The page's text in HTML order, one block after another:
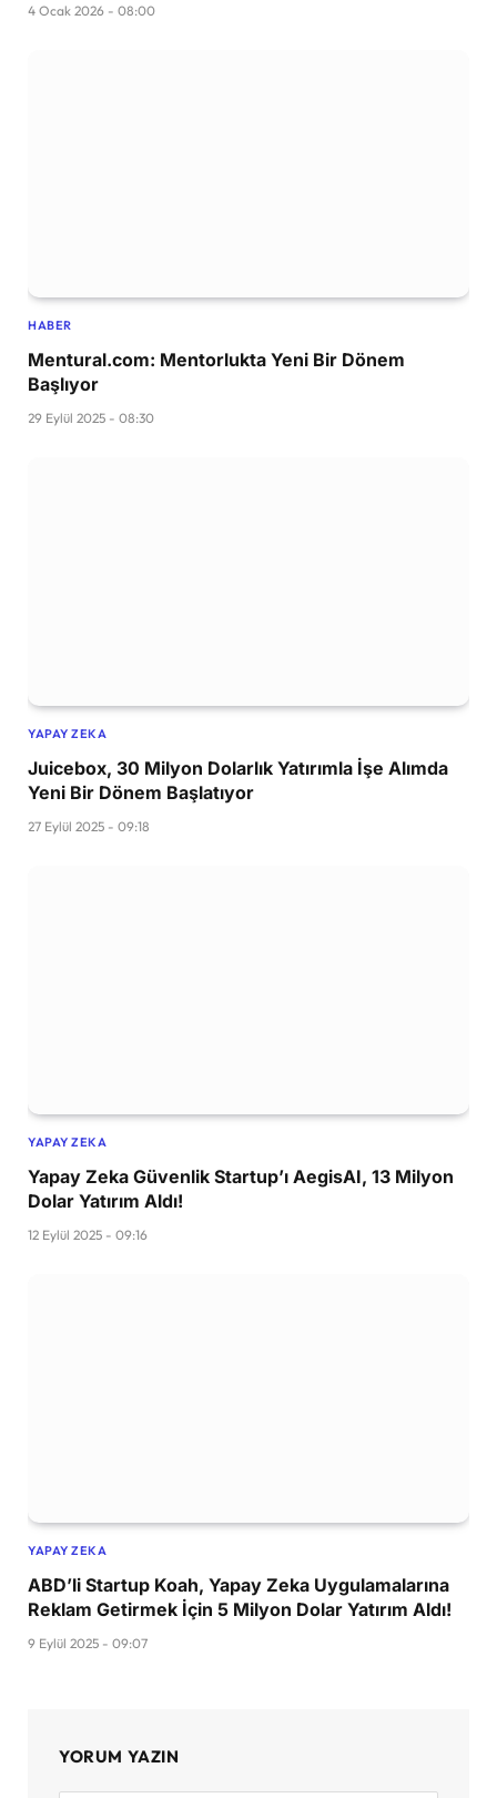
4 Ocak 2026 - 08:00
HABER
Mentural.com: Mentorlukta Yeni Bir Dönem
Başlıyor
29 Eylül 2025 - 08:30
YAPAY ZEKA
Juicebox, 30 Milyon Dolarlık Yatırımla İşe Alımda
Yeni Bir Dönem Başlatıyor
27 Eylül 2025 - 09:18
YAPAY ZEKA
Yapay Zeka Güvenlik Startup’ı AegisAI, 13 Milyon
Dolar Yatırım Aldı!
12 Eylül 2025 - 09:16
YAPAY ZEKA
ABD’li Startup Koah, Yapay Zeka Uygulamalarına
Reklam Getirmek İçin 5 Milyon Dolar Yatırım Aldı!
9 Eylül 2025 - 09:07
YORUM YAZIN